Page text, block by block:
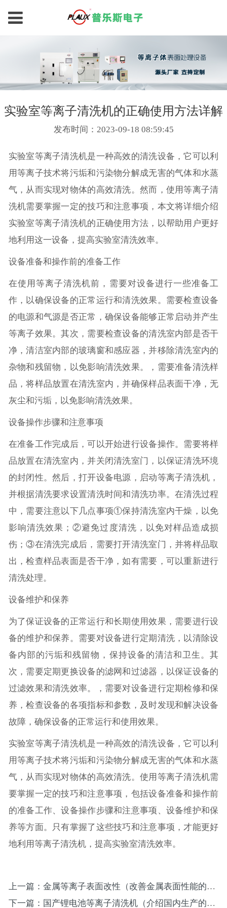
实验室等离子清洗机的正确使用方法详解
发布时间：2023-09-18 08:59:45
实验室等离子清洗机是一种高效的清洗设备，它可以利
用等离子技术将污垢和污染物分解成无害的气体和水蒸
气，从而实现对物体的高效清洗。然而，使用等离子清
洗机需要掌握一定的技巧和注意事项，本文将详细介绍
实验室等离子清洗机的正确使用方法，以帮助用户更好
地利用这一设备，提高实验室清洗效率。
设备准备和操作前的准备工作
在使用等离子清洗机前，需要对设备进行一些准备工
作，以确保设备的正常运行和清洗效果。需要检查设备
的电源和气源是否正常，确保设备能够正常启动并产生
等离子效果。其次，需要检查设备的清洗室内部是否干
净，清洁室内部的玻璃窗和感应器，并移除清洗室内的
杂物和残留物，以免影响清洗效果。，需要准备清洗样
品，将样品放置在清洗室内，并确保样品表面干净，无
灰尘和污垢，以免影响清洗效果。
设备操作步骤和注意事项
在准备工作完成后，可以开始进行设备操作。需要将样
品放置在清洗室内，并关闭清洗室门，以保证清洗环境
的封闭性。然后，打开设备电源，启动等离子清洗机，
并根据清洗要求设置清洗时间和清洗功率。在清洗过程
中，需要注意以下几点事项①保持清洗室内干燥，以免
影响清洗效果；②避免过度清洗，以免对样品造成损
伤；③在清洗完成后，需要打开清洗室门，并将样品取
出，检查样品表面是否干净，如有需要，可以重新进行
清洗处理。
设备维护和保养
为了保证设备的正常运行和长期使用效果，需要进行设
备的维护和保养。需要对设备进行定期清洗，以清除设
备内部的污垢和残留物，保持设备的清洁和卫生。其
次，需要定期更换设备的滤网和过滤器，以保证设备的
过滤效果和清洗效率。，需要对设备进行定期检修和保
养，检查设备的各项指标和参数，及时发现和解决设备
故障，确保设备的正常运行和使用效果。
实验室等离子清洗机是一种高效的清洗设备，它可以利
用等离子技术将污垢和污染物分解成无害的气体和水蒸
气，从而实现对物体的高效清洗。使用等离子清洗机需
要掌握一定的技巧和注意事项，包括设备准备和操作前
的准备工作、设备操作步骤和注意事项、设备维护和保
养等方面。只有掌握了这些技巧和注意事项，才能更好
地利用等离子清洗机，提高实验室清洗效率。
上一篇：金属等离子表面改性（改善金属表面性能的方法）
下一篇：国产锂电池等离子清洗机（介绍国内生产的锂电池等离子清洗设备）